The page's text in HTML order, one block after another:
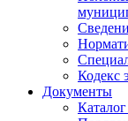
Кодекс
Документы